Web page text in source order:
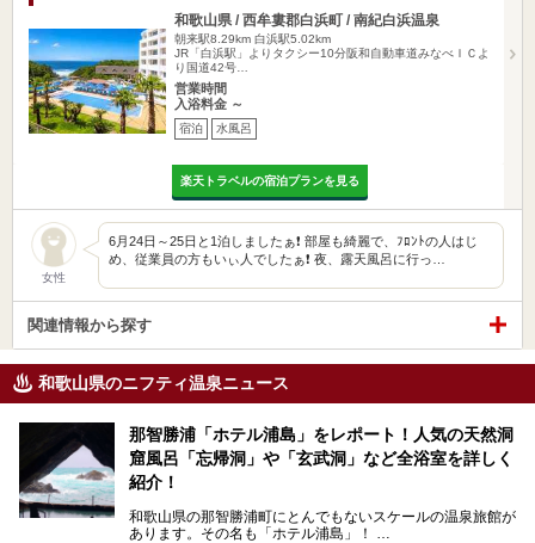
和歌山県 / 西牟婁郡白浜町 / 南紀白浜温泉
朝来駅8.29km 白浜駅5.02km
JR「白浜駅」よりタクシー10分阪和自動車道みなべＩＣよ
り国道42号…
営業時間
入浴料金 ～
宿泊 水風呂
楽天トラベルの宿泊プランを見る
女性
6月24日～25日と1泊しましたぁ❗ 部屋も綺麗で、ﾌﾛﾝﾄの人はじ
め、従業員の方もいぃ人でしたぁ❗ 夜、露天風呂に行っ…
関連情報から探す
和歌山県のニフティ温泉ニュース
那智勝浦「ホテル浦島」をレポート！人気の天然洞
窟風呂「忘帰洞」や「玄武洞」など全浴室を詳しく
紹介！
和歌山県の那智勝浦町にとんでもないスケールの温泉旅館が
あります。その名も「ホテル浦島」！